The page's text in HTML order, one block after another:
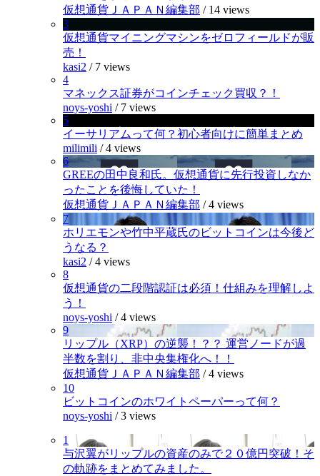
仮想通貨ＪＡＰＡＮ編集部 / 14 views
3
仮想通貨マイニングマシンをゼロフィールドが販
売！
kasi2 / 7 views
4
マネックス証券がコインチェック買収？！
noys-yoshi / 7 views
5
イーサリアムって何？初心者向けに簡単まとめ
milimili /4 views
6
GREEの田中良和氏。仮想通貨に先行投資しなか
ったことを後悔していた！
仮想通貨ＪＡＰＡＮ編集部 /4 views
7
ホリエモンや竹中平蔵氏のビットコインは今後ど
うなる？
kasi2 /4 views
8
仮想通貨の二段階認証は必須！仕組みを理解しよ
う！
noys-yoshi /4 views
9
リップル（XRP）の逆襲！？？ 運営ノードが過
半数を割り、非中央集権化へ！！
仮想通貨ＪＡＰＡＮ編集部 /4 views
10
ビットコインのホワイトペーパーって何？
noys-yoshi /3 views
1
与沢翼がリップルの資産のみで２０億円突破！そ
の軌跡をまとめてみました。